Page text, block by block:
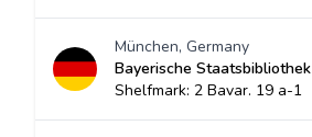
München, Germany
Bayerische Staatsbibliothek
Shelfmark: 2 Bavar. 19 a-1